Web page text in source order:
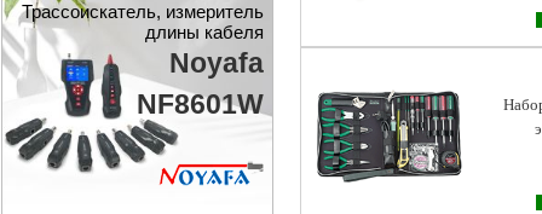
Трассоискатель, измеритель
длины кабеля
Noyafa
NF8601W